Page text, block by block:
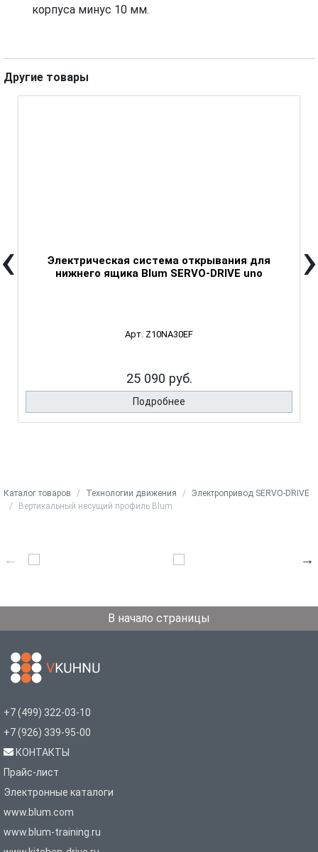
корпуса минус 10 мм.
Другие товары
Электрическая система открывания для
нижнего ящика Blum SERVO-DRIVE uno
Арт. Z10NA30EF
25 090 руб.
Подробнее
‹ ›
Каталог товаров Технологии движения
Электропривод SERVO-DRIVE
Вертикальный несущий профиль Blum
В начало страницы
+7 (499) 322-03-10
+7 (926) 339-95-00
КОНТАКТЫ
Прайс-лист
Электронные каталоги
www.blum.com
www.blum-training.ru